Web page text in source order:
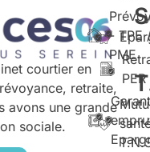
courtier en
retraite,
avons une grande
sociale.
- TPE
PME
PER